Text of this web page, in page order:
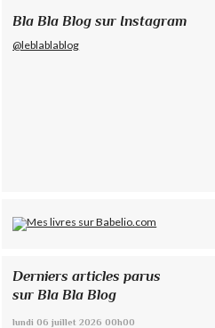
Bla Bla Blog sur Instagram
@leblablablog
Derniers articles parus
sur Bla Bla Blog
lundi 06 juillet 2026 00h00